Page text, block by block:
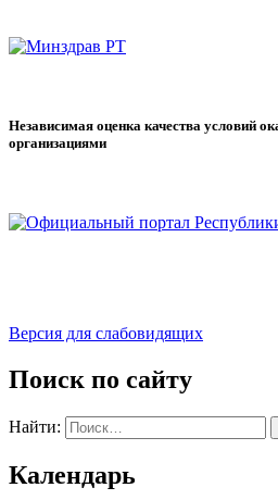
Независимая оценка качества условий
организациями
Версия для слабовидящих
Поиск по сайту
Найти:
Календарь